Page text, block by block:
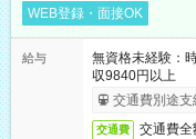
WEB登録・面接OK
給与
無資格未経験
収9840円以上
交通費別途支
交通費 交通費全